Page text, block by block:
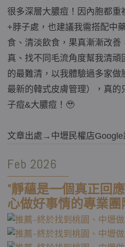
很多深層大膿痘！因內胞都重
+脖子處，也建議我需搭配中
食、清淡飲食，果真漸漸改善
真、找不同毛流角度幫我清頑
的最難清，以我體驗過多家
最新的韓式皮膚管理），真的
子痘&大膿痘！🥹
文章出處→中壢民權店Google
Feb 2026
"靜蘊是一個真正回
心做好事情的專業團